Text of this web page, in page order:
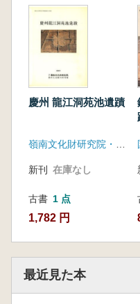
慶州 龍江洞苑池遺蹟
新刊 在庫なし
古書 1 点
1,782 円
最近見た本